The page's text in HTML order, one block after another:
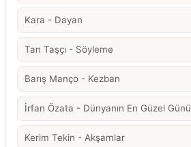
Kara - Dayan
Tan Taşçı - Söyleme
Barış Manço - Kezban
İrfan Özata - Dünyanın En Güzel Günü
Kerim Tekin - Akşamlar